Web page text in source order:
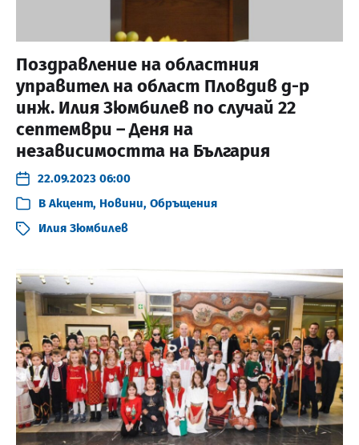
Поздравление на областния
управител на област Пловдив д-р
инж. Илия Зюмбилев по случай 22
септември – Деня на
независимостта на България
22.09.2023 06:00
В Акцент, Новини, Обръщения
Илия Зюмбилев